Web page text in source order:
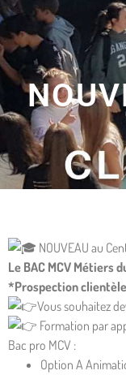
NOUVEAU au
Le BAC MCV Métiers
*Prospection
Vous souhaitez
Formation par
Bac pro MCV :
Option A